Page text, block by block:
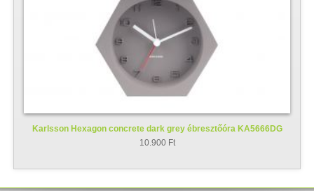
Karlsson Hexagon concrete dark grey ébresztőóra KA5666DG
10.900 Ft